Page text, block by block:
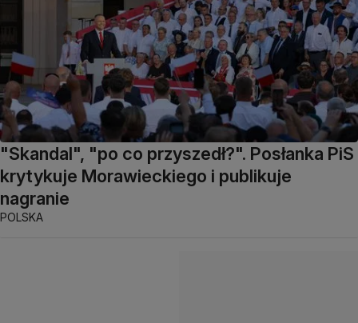
"Skandal", "po co przyszedł?". Posłanka PiS
krytykuje Morawieckiego i publikuje
nagranie
POLSKA